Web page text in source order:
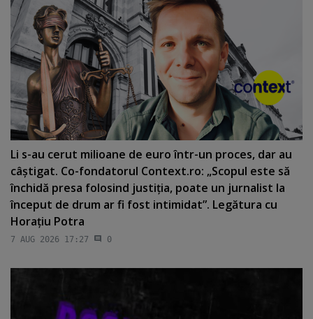
Li s-au cerut milioane de euro într-un proces, dar au
câştigat. Co-fondatorul Context.ro: „Scopul este să
închidă presa folosind justiţia, poate un jurnalist la
început de drum ar fi fost intimidat”. Legătura cu
Horaţiu Potra
7 AUG 2026 17:27 0